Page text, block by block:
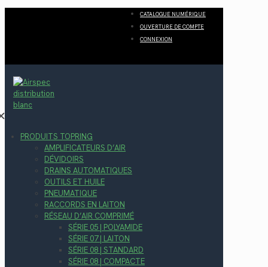
CATALOGUE NUMÉRIQUE
OUVERTURE DE COMPTE
CONNEXION
PRODUITS TOPRING
AMPLIFICATEURS D’AIR
DÉVIDOIRS
DRAINS AUTOMATIQUES
OUTILS ET HUILE
PNEUMATIQUE
RACCORDS EN LAITON
RÉSEAU D’AIR COMPRIMÉ
SÉRIE 05 | POLYAMIDE
SÉRIE 07 | LAITON
SÉRIE 08 | STANDARD
SÉRIE 08 | COMPACTE